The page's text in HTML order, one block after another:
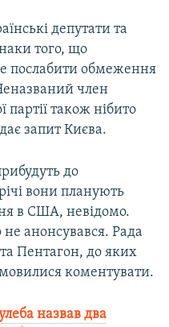
депутати та
того, що
послабити обмеження
член
також нібито
запит Києва.
до
вони планують
в США, невідомо.
не анонсувався. Рада
Пентагон, до яких
коментувати.
назвав два